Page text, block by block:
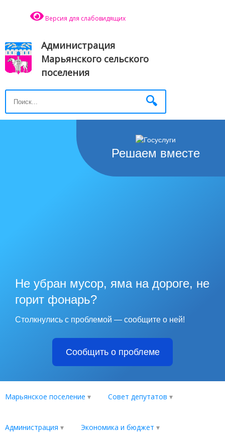
Версия для слабовидящих
Администрация
Марьянского сельского
поселения
Решаем вместе
Не убран мусор, яма на дороге, не
горит фонарь?
Столкнулись с проблемой — сообщите о ней!
Сообщить о проблеме
Марьянское поселение Совет депутатов
Администрация Экономика и бюджет